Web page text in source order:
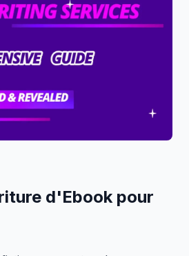
d'Ebook pour